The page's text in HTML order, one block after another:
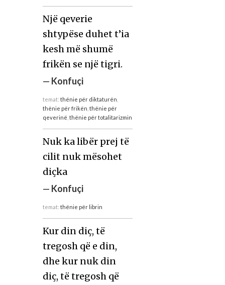
Një qeverie
shtypëse duhet t’ia
kesh më shumë
frikën se një tigri.
— Konfuçi
temat: thënie për diktaturën
thënie për frikën thënie për
qeverinë thënie për totalitarizmin
Nuk ka libër prej të
cilit nuk mësohet
diçka
— Konfuçi
temat: thënie për librin
Kur din diç, të
tregosh që e din,
dhe kur nuk din
diç, të tregosh që